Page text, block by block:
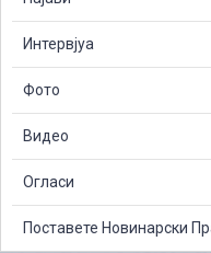
Интервјуа
Фото
Видео
Огласи
Поставете Новинарски